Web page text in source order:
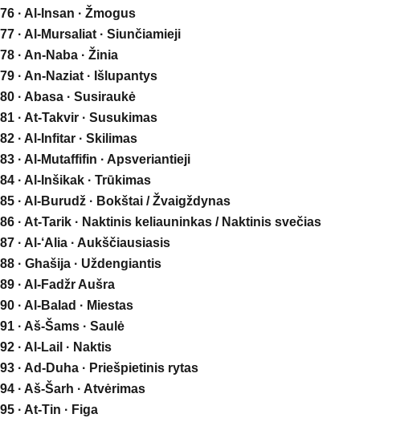
76 · Al-Insan · Žmogus
77 · Al-Mursaliat · Siunčiamieji
78 · An-Naba · Žinia
79 · An-Naziat · Išlupantys
80 · Abasa · Susiraukė
81 · At-Takvir · Susukimas
82 · Al-Infitar · Skilimas
83 · Al-Mutaffifin · Apsveriantieji
84 · Al-Inšikak · Trūkimas
85 · Al-Burudž · Bokštai / Žvaigždynas
86 · At-Tarik · Naktinis keliauninkas / Naktinis svečias
87 · Al-‘Alia · Aukščiausiasis
88 · Ghašija · Uždengiantis
89 · Al-Fadžr Aušra
90 · Al-Balad · Miestas
91 · Aš-Šams · Saulė
92 · Al-Lail · Naktis
93 · Ad-Duha · Priešpietinis rytas
94 · Aš-Šarh · Atvėrimas
95 · At-Tin · Figa